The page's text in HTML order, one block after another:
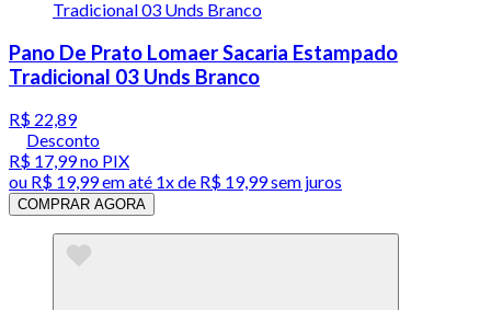
Pano De Prato Lomaer Sacaria Estampado
Tradicional 03 Unds Branco
R$ 22,89
Desconto
R$ 17,99no PIX
ou R$ 19,99em até 1x de R$ 19,99sem juros
COMPRAR AGORA